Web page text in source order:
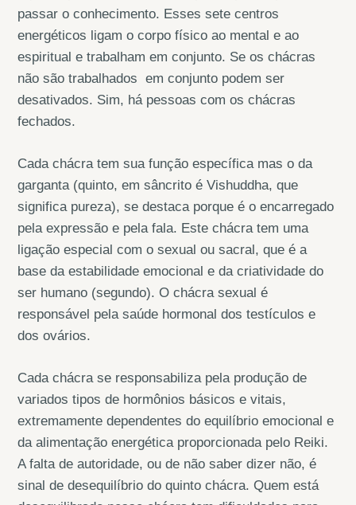
passar o conhecimento. Esses sete centros
energéticos ligam o corpo físico ao mental e ao
espiritual e trabalham em conjunto. Se os chácras
não são trabalhados em conjunto podem ser
desativados. Sim, há pessoas com os chácras
fechados.
Cada chácra tem sua função específica mas o da
garganta (quinto, em sâncrito é Vishuddha, que
significa pureza), se destaca porque é o encarregado
pela expressão e pela fala. Este chácra tem uma
ligação especial com o sexual ou sacral, que é a
base da estabilidade emocional e da criatividade do
ser humano (segundo). O chácra sexual é
responsável pela saúde hormonal dos testículos e
dos ovários.
Cada chácra se responsabiliza pela produção de
variados tipos de hormônios básicos e vitais,
extremamente dependentes do equilíbrio emocional e
da alimentação energética proporcionada pelo Reiki.
A falta de autoridade, ou de não saber dizer não, é
sinal de desequilíbrio do quinto chácra. Quem está